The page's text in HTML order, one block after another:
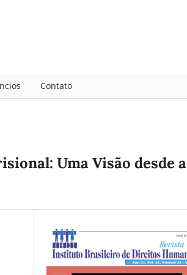
Contato
Uma Visão desde a